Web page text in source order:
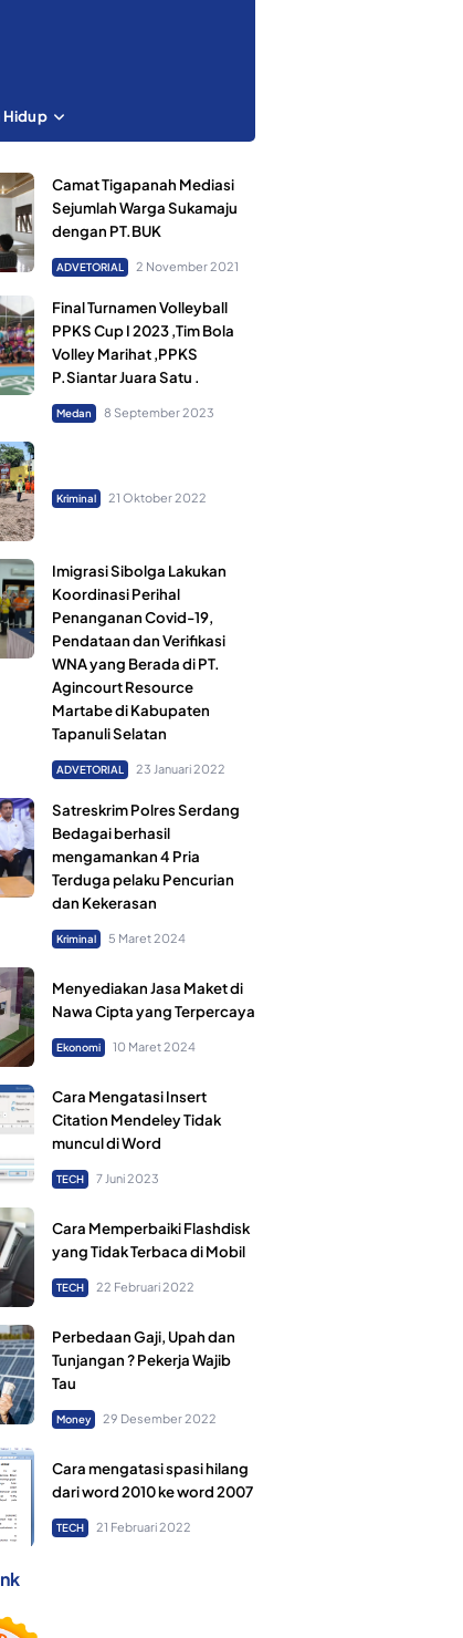
Hidup
Camat Tigapanah Mediasi
Sejumlah Warga Sukamaju
dengan PT.BUK
ADVETORIAL 2 November 2021
Final Turnamen Volleyball
PPKS Cup I 2023 ,Tim Bola
Volley Marihat ,PPKS
P.Siantar Juara Satu .
Medan 8 September 2023
Kriminal 21 Oktober 2022
Imigrasi Sibolga Lakukan
Koordinasi Perihal
Penanganan Covid-19,
Pendataan dan Verifikasi
WNA yang Berada di PT.
Agincourt Resource
Martabe di Kabupaten
Tapanuli Selatan
ADVETORIAL 23 Januari 2022
Satreskrim Polres Serdang
Bedagai berhasil
mengamankan 4 Pria
Terduga pelaku Pencurian
dan Kekerasan
Kriminal 5 Maret 2024
Menyediakan Jasa Maket di
Nawa Cipta yang Terpercaya
Ekonomi 10 Maret 2024
Cara Mengatasi Insert
Citation Mendeley Tidak
muncul di Word
TECH 7 Juni 2023
Cara Memperbaiki Flashdisk
yang Tidak Terbaca di Mobil
TECH 22 Februari 2022
Perbedaan Gaji, Upah dan
Tunjangan ? Pekerja Wajib
Tau
Money 29 Desember 2022
Cara mengatasi spasi hilang
dari word 2010 ke word 2007
TECH 21 Februari 2022